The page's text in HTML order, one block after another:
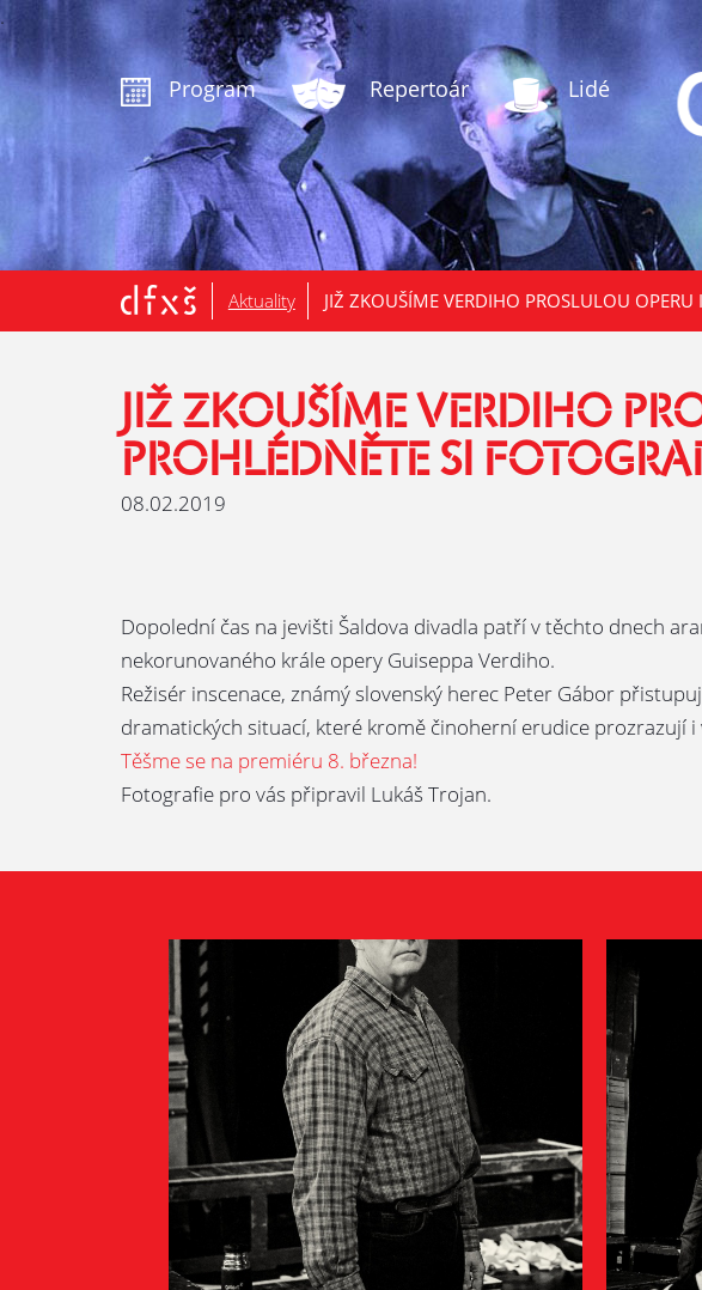
Program Repertoár Lidé
.
Aktuality JIŽ ZKOUŠÍME VERDIHO PROSLULOU
JIŽ ZKOUŠÍME VERDIHO
PROHLÉDNĚTE SI
08.02.2019
Dopolední čas na jevišti Šaldova divadla patří v těchto dnech
nekorunovaného krále opery Guiseppa Verdiho.
Režisér inscenace, známý slovenský herec Peter Gábor
dramatických situací, které kromě činoherní erudice prozrazují
Těšme se na premiéru 8. března!
Fotografie pro vás připravil Lukáš Trojan.